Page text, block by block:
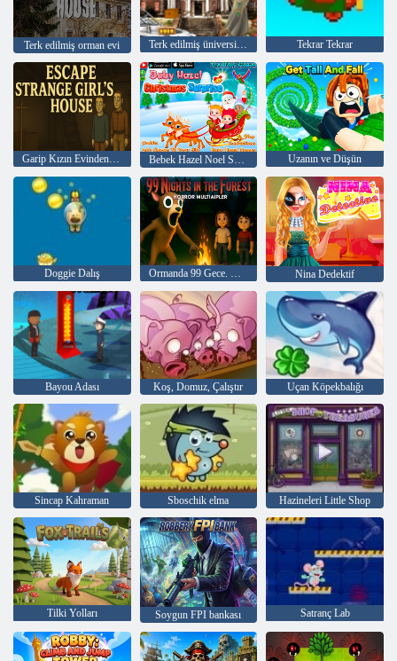
Terk edilmiş orman evi Terk edilmiş üniversite html5 kaçış Tekrar Tekrar
Bebek Hazel Noel Sürpriz Uzanın ve Düşün
Doggie Dalış Nina Dedektif
Bayou Adası Koş, Domuz, Çalıştır Uçan Köpekbalığı
Sincap Kahraman Sboschik elma Hazineleri Little Shop
Tilki Yolları Soygun FPI bankası Satranç Lab